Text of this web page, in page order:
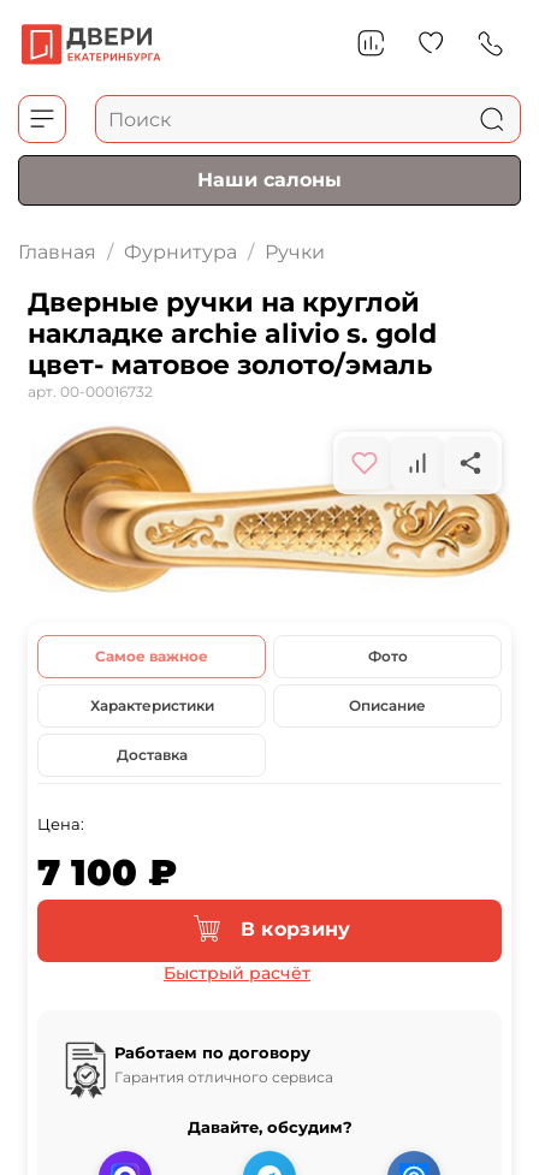
Наши салоны
Главная Фурнитура Ручки
Дверные ручки на круглой
накладке archie alivio s. gold
цвет- матовое золото/эмаль
арт. 00-00016732
Самое важное Фото
Характеристики Описание
Доставка
Цена:
7 100 ₽
В корзину
Быстрый расчёт
Работаем по договору
Гарантия отличного сервиса
Давайте, обсудим?